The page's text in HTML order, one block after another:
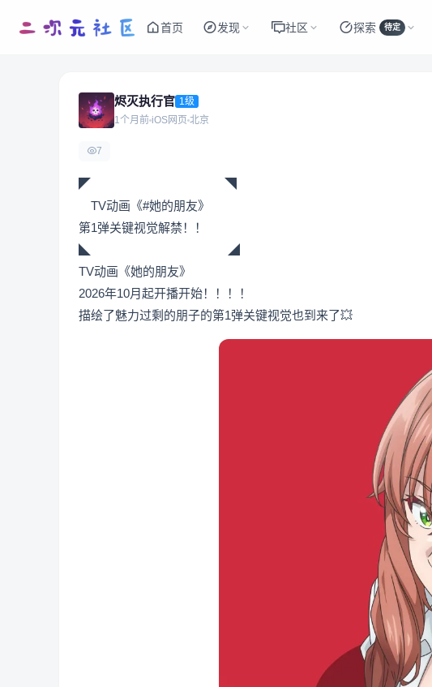
首页 发现 社区 探索 待定
烬灭执行官 1级
1个月前 iOS网页 北京
7
◤ ◥
TV动画《#她的朋友》
第1弹关键视觉解禁！！
◣ ◢
TV动画《她的朋友》
2026年10月起开播开始！！！！
描绘了魅力过剩的朋子的第1弹关键视觉也到来了💥